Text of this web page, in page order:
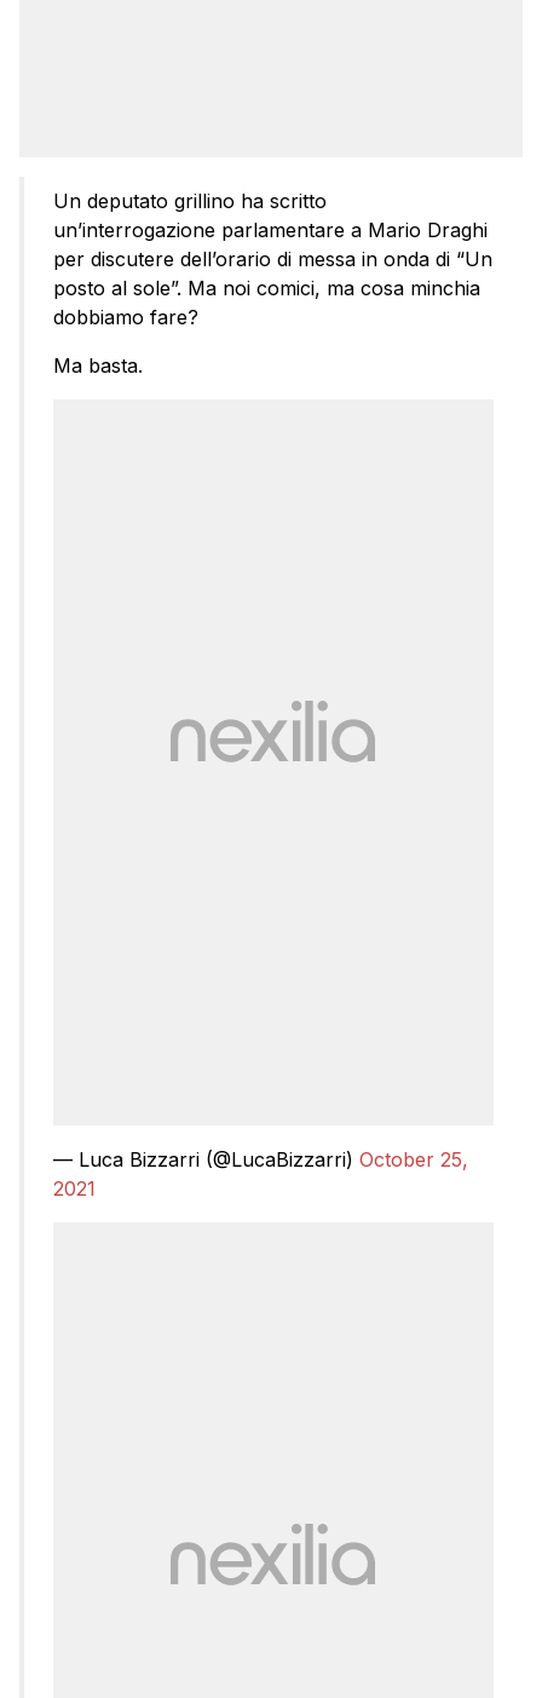
Un deputato grillino ha scritto
un’interrogazione parlamentare a Mario Draghi
per discutere dell’orario di messa in onda di “Un
posto al sole”. Ma noi comici, ma cosa minchia
dobbiamo fare?
Ma basta.
— Luca Bizzarri (@LucaBizzarri) October 25,
2021